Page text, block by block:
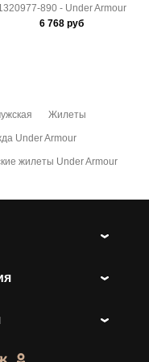
890 - Under Armour
6 768 руб
Жилеты
Under Armour
жилеты Under Armour